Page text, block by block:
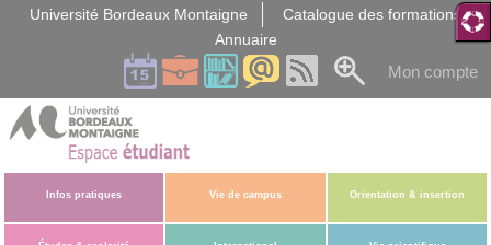
Université Bordeaux Montaigne
Catalogue des formations
Annuaire
Mon compte
Infos pratiques Vie de campus Orientation & insertion
Gestion des cookies